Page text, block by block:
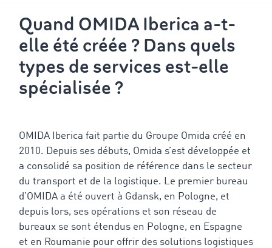
Quand OMIDA Iberica a-t-
elle été créée ? Dans quels
types de services est-elle
spécialisée ?
OMIDA Iberica fait partie du Groupe Omida créé en
2010. Depuis ses débuts, Omida s’est développée et
a consolidé sa position de référence dans le secteur
du transport et de la logistique. Le premier bureau
d’OMIDA a été ouvert à Gdansk, en Pologne, et
depuis lors, ses opérations et son réseau de
bureaux se sont étendus en Pologne, en Espagne
et en Roumanie pour offrir des solutions logistiques